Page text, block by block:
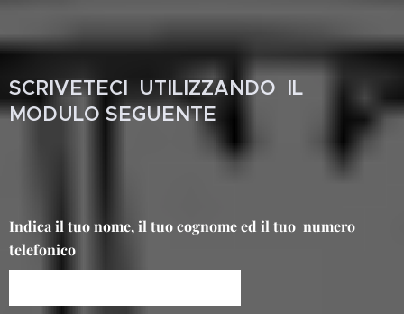
SCRIVETECI UTILIZZANDO IL
MODULO SEGUENTE
Indica il tuo nome, il tuo cognome ed il tuo numero
telefonico